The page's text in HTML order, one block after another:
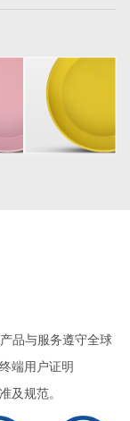
品与服务遵守全球
端用户证明
及规范。